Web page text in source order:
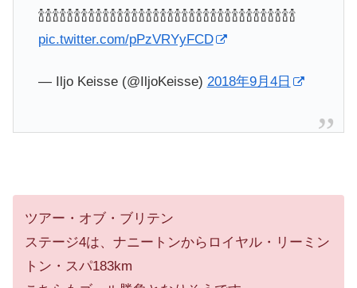
🍾🍾🍾🍾🍾🍾🍾🍾🍾🍾🍾🍾🍾🍾🍾🍾🍾🍾🍾🍾🍾🍾🍾🍾🍾🍾🍾🍾🍾🍾🍾🍾🍾🍾🍾🍾
pic.twitter.com/pPzVRYyFCD
— Iljo Keisse (@IljoKeisse) 2018年9月4日
ツアー・オブ・ブリテン
ステージ4は、ナニートンからロイヤル・リーミン
トン・スパ183km